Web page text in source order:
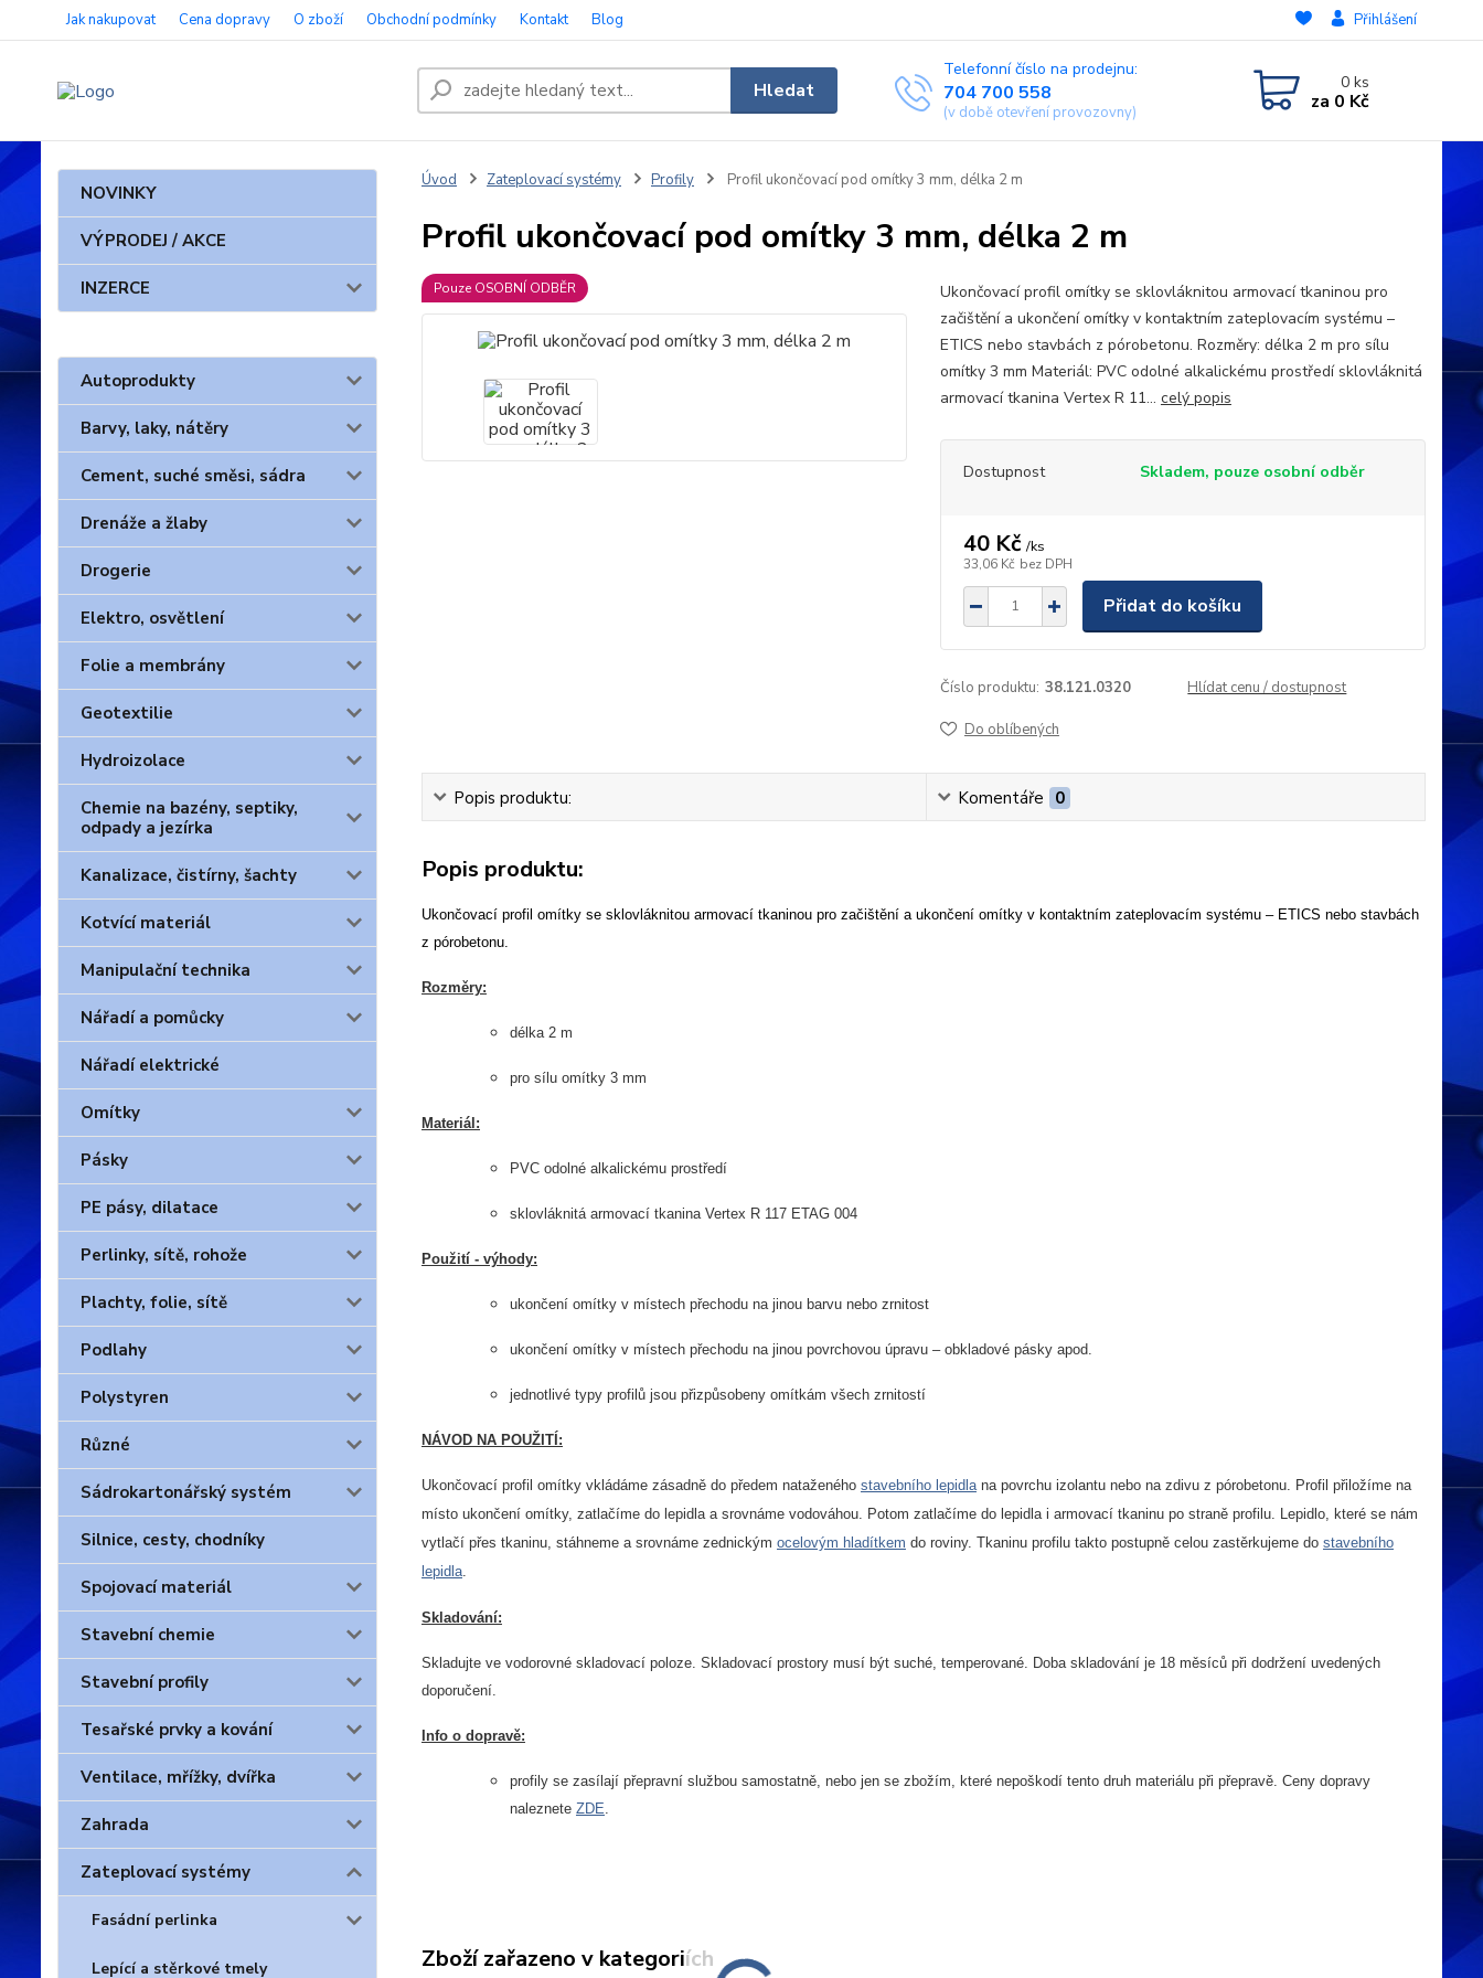
Jak nakupovat Cena dopravy O zboží Obchodní podmínky Kontakt Blog Přihlášení
Hledat
Telefonní číslo na prodejnu:
704 700 558
(v době otevření provozovny)
0ks
za 0 Kč
NOVINKY
VÝPRODEJ / AKCE
INZERCE
Autoprodukty
Barvy, laky, nátěry
Cement, suché směsi, sádra
Drenáže a žlaby
Drogerie
Elektro, osvětlení
Folie a membrány
Geotextilie
Hydroizolace
Chemie na bazény, septiky,
odpady a jezírka
Kanalizace, čistírny, šachty
Kotvící materiál
Manipulační technika
Nářadí a pomůcky
Nářadí elektrické
Omítky
Pásky
PE pásy, dilatace
Perlinky, sítě, rohože
Plachty, folie, sítě
Podlahy
Polystyren
Různé
Sádrokartonářský systém
Silnice, cesty, chodníky
Spojovací materiál
Stavební chemie
Stavební profily
Tesařské prvky a kování
Ventilace, mřížky, dvířka
Zahrada
Zateplovací systémy
Fasádní perlinka
Lepící a stěrkové tmely
Úvod Zateplovací systémy Profily Profil ukončovací pod omítky 3 mm, délka 2 m
Profil ukončovací pod omítky 3 mm, délka 2 m
Pouze OSOBNÍ ODBĚR
Ukončovací profil omítky se sklovláknitou armovací tkaninou pro
začištění a ukončení omítky v kontaktním zateplovacím systému –
ETICS nebo stavbách z pórobetonu. Rozměry: délka 2 m pro sílu
omítky 3 mm Materiál: PVC odolné alkalickému prostředí sklovláknitá
armovací tkanina Vertex R 11... celý popis
Dostupnost Skladem, pouze osobní odběr
40 Kč /ks
33,06 Kč bez DPH
Přidat do košíku
Číslo produktu: 38.121.0320 Hlídat cenu / dostupnost
Do oblíbených
Popis produktu: Komentáře 0
Popis produktu:
Ukončovací profil omítky se sklovláknitou armovací tkaninou pro začištění a ukončení omítky v kontaktním zateplovacím systému – ETICS nebo stavbách
z pórobetonu.
Rozměry:
délka 2 m
pro sílu omítky 3 mm
Materiál:
PVC odolné alkalickému prostředí
sklovláknitá armovací tkanina Vertex R 117 ETAG 004
Použití - výhody:
ukončení omítky v místech přechodu na jinou barvu nebo zrnitost
ukončení omítky v místech přechodu na jinou povrchovou úpravu – obkladové pásky apod.
jednotlivé typy profilů jsou přizpůsobeny omítkám všech zrnitostí
NÁVOD NA POUŽITÍ:
Ukončovací profil omítky vkládáme zásadně do předem nataženého stavebního lepidlana povrchu izolantu nebo na zdivu z pórobetonu. Profil přiložíme na
místo ukončení omítky, zatlačíme do lepidla a srovnáme vodováhou. Potom zatlačíme do lepidla i armovací tkaninu po straně profilu. Lepidlo, které se nám
vytlačí přes tkaninu, stáhneme a srovnáme zednickým ocelovým hladítkem do roviny. Tkaninu profilu takto postupně celou zastěrkujeme do stavebního
lepidla.
Skladování:
Skladujte ve vodorovné skladovací poloze. Skladovací prostory musí být suché, temperované. Doba skladování je 18 měsíců při dodržení uvedených
doporučení.
Info o dopravě:
profily se zasílají přepravní službou samostatně, nebo jen se zbožím, které nepoškodí tento druh materiálu při přepravě. Ceny dopravy
naleznete ZDE
Zboží zařazeno v kategoriích